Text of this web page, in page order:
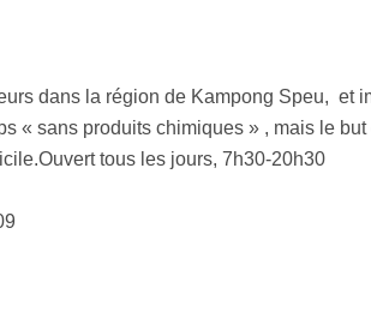
dans la région de Kampong Speu, et
« sans produits chimiques » , mais le
tous les jours, 7h30-20h30